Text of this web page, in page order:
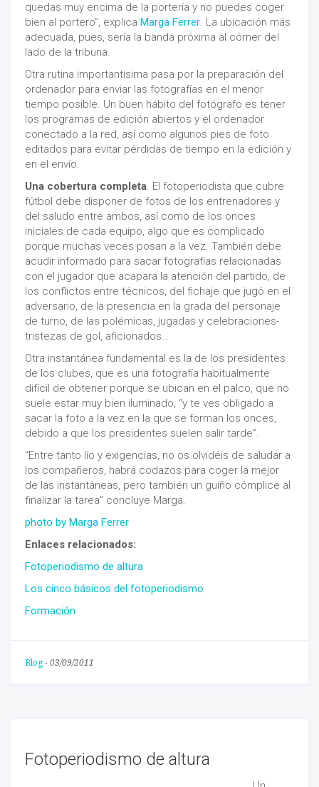
quedas muy encima de la portería y no puedes coger
bien al portero”, explica Marga Ferrer. La ubicación más
adecuada, pues, sería la banda próxima al córner del
lado de la tribuna.
Otra rutina importantísima pasa por la preparación del
ordenador para enviar las fotografías en el menor
tiempo posible. Un buen hábito del fotógrafo es tener
los programas de edición abiertos y el ordenador
conectado a la red, así como algunos pies de foto
editados para evitar pérdidas de tiempo en la edición y
en el envío.
Una cobertura completa. El fotoperiodista que cubre
fútbol debe disponer de fotos de los entrenadores y
del saludo entre ambos, así como de los onces
iniciales de cada equipo, algo que es complicado
porque muchas veces posan a la vez. También debe
acudir informado para sacar fotografías relacionadas
con el jugador que acapara la atención del partido, de
los conflictos entre técnicos, del fichaje que jugó en el
adversario, de la presencia en la grada del personaje
de turno, de las polémicas, jugadas y celebraciones-
tristezas de gol, aficionados…
Otra instantánea fundamental es la de los presidentes
de los clubes, que es una fotografía habitualmente
difícil de obtener porque se ubican en el palco, que no
suele estar muy bien iluminado, “y te ves obligado a
sacar la foto a la vez en la que se forman los onces,
debido a que los presidentes suelen salir tarde”.
“Entre tanto lío y exigencias, no os olvidéis de saludar a
los compañeros, habrá codazos para coger la mejor
de las instantáneas, pero también un guiño cómplice al
finalizar la tarea” concluye Marga.
photo by Marga Ferrer
Enlaces relacionados:
Fotoperiodismo de altura
Los cinco básicos del fotoperiodismo
Formación
Blog- 03/09/2011
Fotoperiodismo de altura